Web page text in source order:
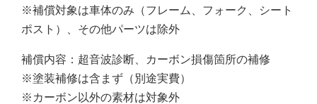
※補償対象は車体のみ（フレーム、フォーク、シート
ポスト）、その他パーツは除外
補償内容：超音波診断、カーボン損傷箇所の補修
※塗装補修は含まず（別途実費）
※カーボン以外の素材は対象外